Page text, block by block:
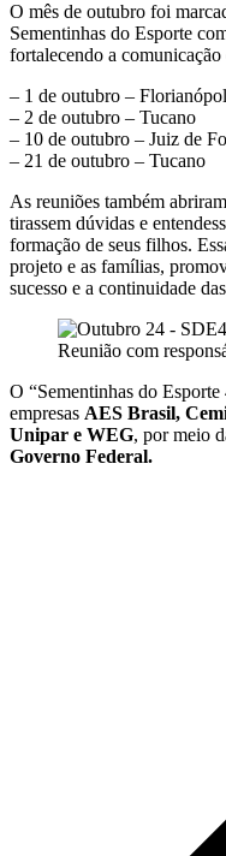
O mês de outubro foi
Sementinhas do Esporte
fortalecendo a
– 1 de outubro –
– 2 de outubro – Tucano
– 10 de outubro – Juiz de
– 21 de outubro – Tucano
As reuniões também
tirassem dúvidas e
formação de seus filhos.
projeto e as famílias,
sucesso e a continuidade
Reunião com
O “Sementinhas do
empresas AES Brasil,
Unipar e WEG, por meio
Governo Federal.